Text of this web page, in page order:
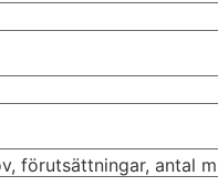
förutsättningar, antal